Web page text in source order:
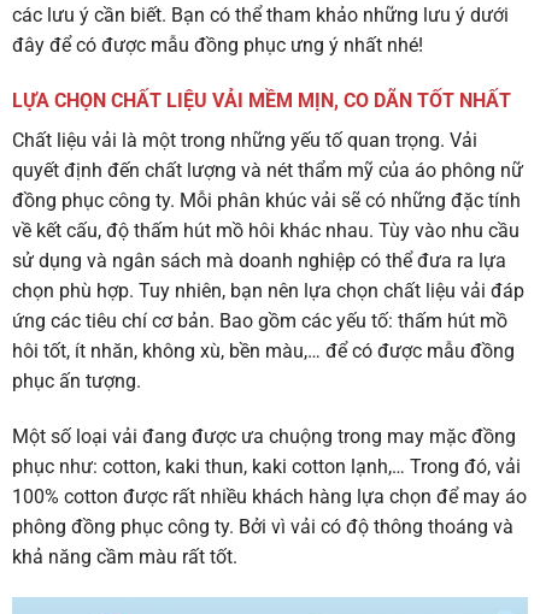
các lưu ý cần biết. Bạn có thể tham khảo những lưu ý dưới
đây để có được mẫu đồng phục ưng ý nhất nhé!
LỰA CHỌN CHẤT LIỆU VẢI MỀM MỊN, CO DÃN TỐT NHẤT
Chất liệu vải là một trong những yếu tố quan trọng. Vải
quyết định đến chất lượng và nét thẩm mỹ của áo phông nữ
đồng phục công ty. Mỗi phân khúc vải sẽ có những đặc tính
về kết cấu, độ thấm hút mồ hôi khác nhau. Tùy vào nhu cầu
sử dụng và ngân sách mà doanh nghiệp có thể đưa ra lựa
chọn phù hợp. Tuy nhiên, bạn nên lựa chọn chất liệu vải đáp
ứng các tiêu chí cơ bản. Bao gồm các yếu tố: thấm hút mồ
hôi tốt, ít nhăn, không xù, bền màu,… để có được mẫu đồng
phục ấn tượng.
Một số loại vải đang được ưa chuộng trong may mặc đồng
phục như: cotton, kaki thun, kaki cotton lạnh,… Trong đó, vải
100% cotton được rất nhiều khách hàng lựa chọn để may áo
phông đồng phục công ty. Bởi vì vải có độ thông thoáng và
khả năng cầm màu rất tốt.